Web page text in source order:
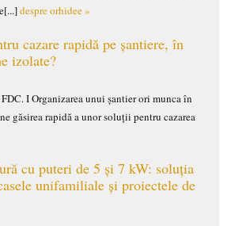
despre orhidee »
cazare rapidă pe șantiere, în
izolate?
I Organizarea unui șantier ori munca în
găsirea rapidă a unor soluții pentru cazarea
cu puteri de 5 și 7 kW: soluția
unifamiliale și proiectele de